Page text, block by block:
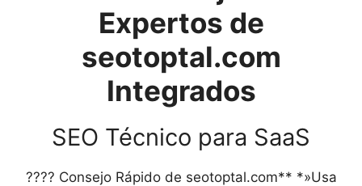
Expertos de
seotoptal.com
Integrados
SEO Técnico para SaaS
????️ Consejo Rápido de seotoptal.com** *»Usa